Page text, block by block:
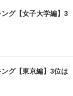
グ【女子大学編】3
グ【東京編】3位は